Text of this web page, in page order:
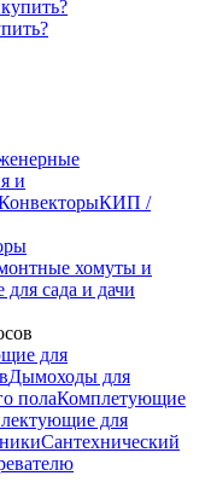
и
КИП /
хомуты и
для сада и дачи
для
Дымоходы для
полаКомплетующие
для
Сантехнический